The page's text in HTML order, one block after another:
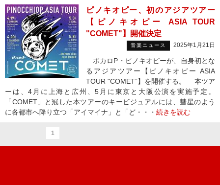
ピノキオピー、初のアジアツアー
【ピノキオピー ASIA TOUR
"COMET"】開催決定
音楽ニュース 2025年1月21日
ボカロP・ピノキオピーが、自身初とな
るアジアツアー【ピノキオピー ASIA
TOUR "COMET”】を開催する。 本ツア
ーは、4月に上海と広州、5月に東京と大阪公演を実施予定。
「COMET」と冠した本ツアーのキービジュアルには、彗星のよう
に各都市へ降り立つ「アイマイナ」と「ど・・・ 続きを読む
1